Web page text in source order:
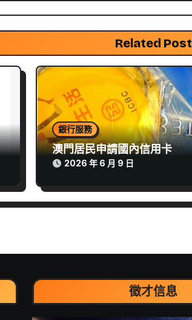
Related Post
銀行服務
澳門居民申請國內信用卡
2026 年 6 月 9 日
徵才信息